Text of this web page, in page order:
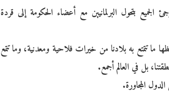
الجميع بتحول البرلمانيين مع أعضاء الحكومة إلى قردة
ما تتمتع به بلادنا من خيرات فلاحية ومعدنية، وما تتمع
بل في العالم أجمع.
المجاورة.